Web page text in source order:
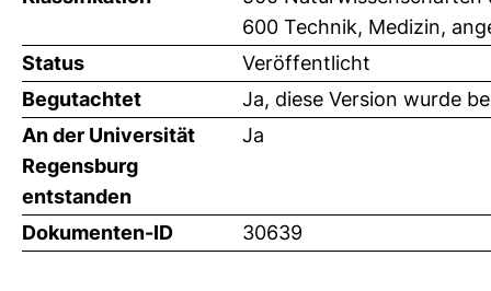
600 Technik, Medizin,
Status
Veröffentlicht
Begutachtet
Ja, diese Version wurde
An der Universität
Regensburg
entstanden
Ja
Dokumenten-ID 30639